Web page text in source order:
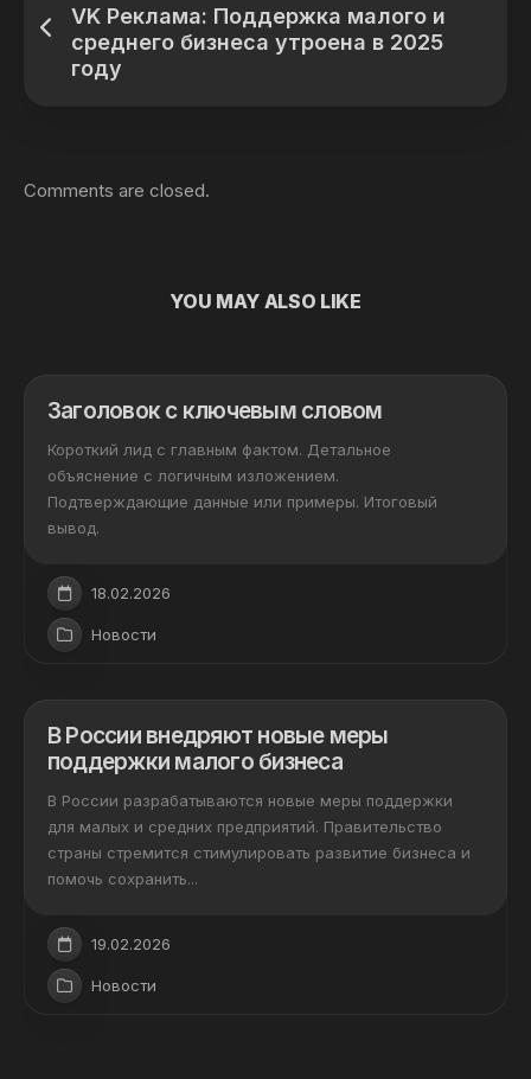
VK Реклама: Поддержка малого и
среднего бизнеса утроена в 2025
году
Comments are closed.
YOU MAY ALSO LIKE
Заголовок с ключевым словом
Короткий лид с главным фактом. Детальное
объяснение с логичным изложением.
Подтверждающие данные или примеры. Итоговый
вывод.
18.02.2026
Новости
В России внедряют новые меры
поддержки малого бизнеса
В России разрабатываются новые меры поддержки
для малых и средних предприятий. Правительство
страны стремится стимулировать развитие бизнеса и
помочь сохранить...
19.02.2026
Новости